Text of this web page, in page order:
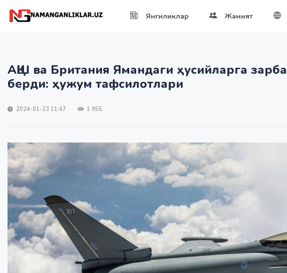
Янгиликлар Жамият
АҚШ ва Британия Ямандаги ҳусийларга зарба
берди: ҳужум тафсилотлари
2024-01-23 11:47 1 955